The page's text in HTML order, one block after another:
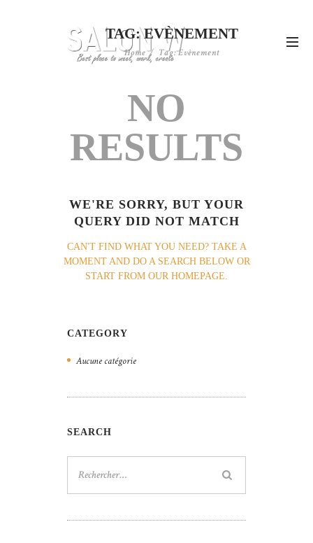
TAG: EVÈNEMENT
Home Tag: Evènement
NO
RESULTS
WE'RE SORRY, BUT YOUR
QUERY DID NOT MATCH
CAN'T FIND WHAT YOU NEED? TAKE A
MOMENT AND DO A SEARCH BELOW OR
START FROM OUR HOMEPAGE.
CATEGORY
Aucune catégorie
SEARCH